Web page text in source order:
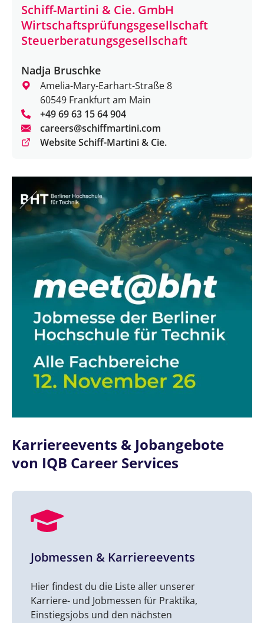
Schiff-Martini & Cie. GmbH
Wirtschaftsprüfungsgesellschaft
Steuerberatungsgesellschaft
Nadja Bruschke
Amelia-Mary-Earhart-Straße 8
60549 Frankfurt am Main
+49 69 63 15 64 904
careers@schiffmartini.com
Website Schiff-Martini & Cie.
Karriereevents & Jobangebote
von IQB Career Services
Jobmessen & Karriereevents
Hier findest du die Liste aller unserer
Karriere- und Jobmessen für Praktika,
Einstiegsjobs und den nächsten